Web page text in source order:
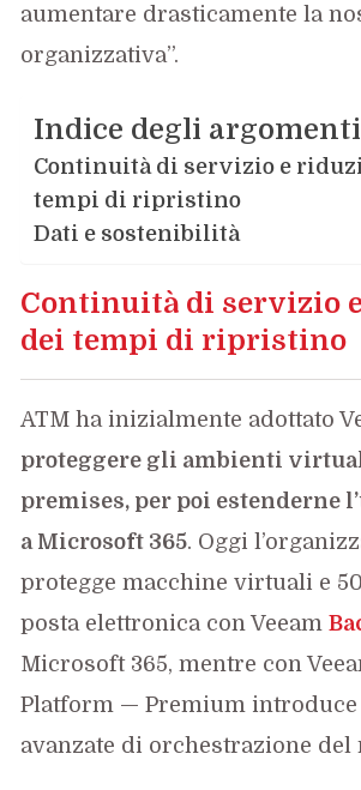
aumentare drasticamente la
organizzativa”.
Indice degli argomenti
Continuità di servizio e
tempi di ripristino
Dati e sostenibilità
Continuità di servizio
dei tempi di ripristino
ATM ha inizialmente adottato
proteggere gli ambienti
premises, per poi estenderne
a Microsoft 365. Oggi
protegge macchine virtuali e
posta elettronica con Veeam
Microsoft 365, mentre con
Platform — Premium
avanzate di orchestrazione